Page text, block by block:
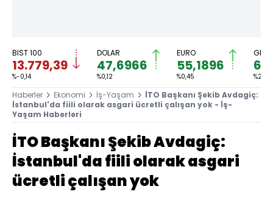
BIST 100
13.779,39
%-0,14
DOLAR
47,6966
%0,12
EURO
55,1896
%0,45 %2,59
Haberler Ekonomi İş-Yaşam
İTO Başkanı Şekib Avdagiç:
İstanbul'da fiili olarak asgari ücretli çalışan yok - İş-
Yaşam Haberleri
İTO Başkanı Şekib Avdagiç:
İstanbul'da fiili olarak asgari
ücretli çalışan yok